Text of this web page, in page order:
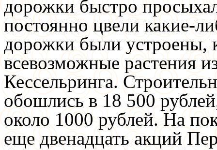
дорожки быстро
постоянно цвели какие-
дорожки были устроены,
всевозможные растения
Кессельринга.
обошлись в 18 500
около 1000 рублей. На
еще двенадцать акций